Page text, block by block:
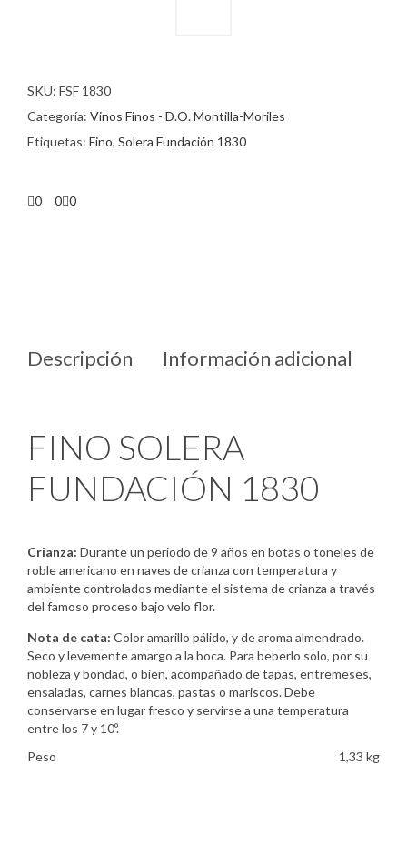
SKU: FSF 1830
Categoría: Vinos Finos - D.O. Montilla-Moriles
Etiquetas: Fino, Solera Fundación 1830
0 0 0
Descripción Información adicional
FINO SOLERA
FUNDACIÓN 1830
Crianza: Durante un periodo de 9 años en botas o toneles de
roble americano en naves de crianza con temperatura y
ambiente controlados mediante el sistema de crianza a través
del famoso proceso bajo velo flor.
Nota de cata: Color amarillo pálido, y de aroma almendrado.
Seco y levemente amargo a la boca. Para beberlo solo, por su
nobleza y bondad, o bien, acompañado de tapas, entremeses,
ensaladas, carnes blancas, pastas o mariscos. Debe
conservarse en lugar fresco y servirse a una temperatura
entre los 7 y 10º.
Peso
1,33 kg